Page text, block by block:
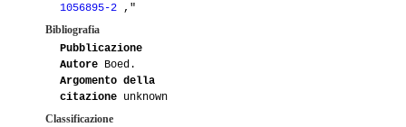
1056895-2 ,"
Bibliografia
Pubblicazione
Autore Boed.
Argomento della
citazione unknown
Classificazione